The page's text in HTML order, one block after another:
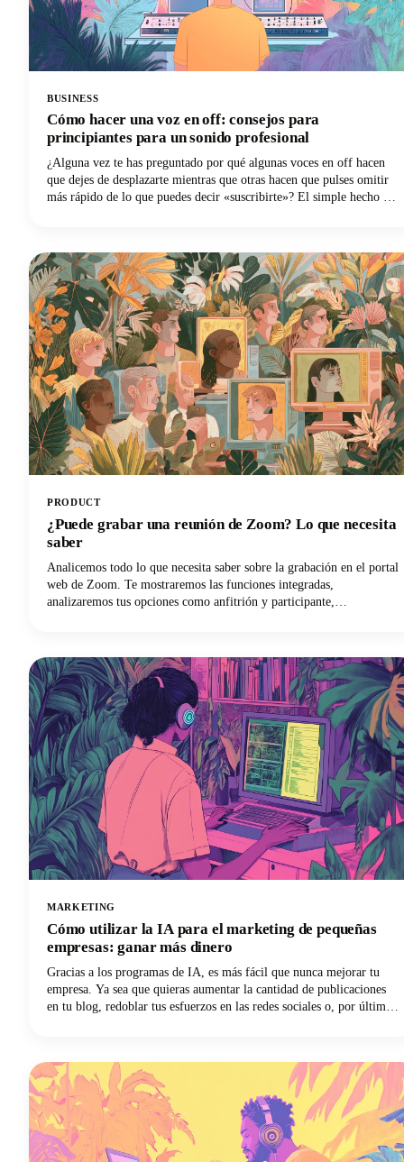
BUSINESS
Cómo hacer una voz en off: consejos para
principiantes para un sonido profesional
¿Alguna vez te has preguntado por qué algunas voces en off hacen
que dejes de desplazarte mientras que otras hacen que pulses omitir
más rápido de lo que puedes decir «suscribirte»? El simple hecho es
elegante cámara!
PRODUCT
¿Puede grabar una reunión de Zoom? Lo que necesita
saber
Analicemos todo lo que necesita saber sobre la grabación en el portal
web de Zoom. Te mostraremos las funciones integradas,
analizaremos tus opciones como anfitrión y participante,
MARKETING
Cómo utilizar la IA para el marketing de pequeñas
empresas: ganar más dinero
Gracias a los programas de IA, es más fácil que nunca mejorar tu
empresa. Ya sea que quieras aumentar la cantidad de publicaciones
en tu blog, redoblar tus esfuerzos en las redes sociales o, por último,
esta publicación te explicamos cómo usar la IA para el marketing de
pequeñas empresas para que puedas ganar más dinero con tus
esfuerzos.